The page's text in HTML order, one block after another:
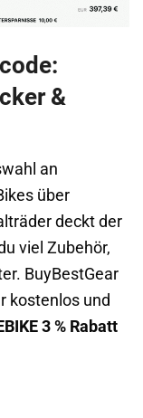
&
an
über
deckt der
viel Zubehör,
BuyBestGear
kostenlos und
3 % Rabatt